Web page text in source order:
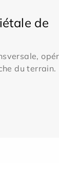
de
du terrain.